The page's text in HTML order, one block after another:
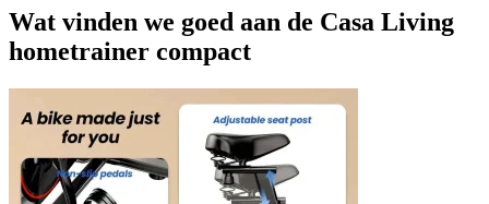
Wat vinden we goed aan de Casa Living
hometrainer compact